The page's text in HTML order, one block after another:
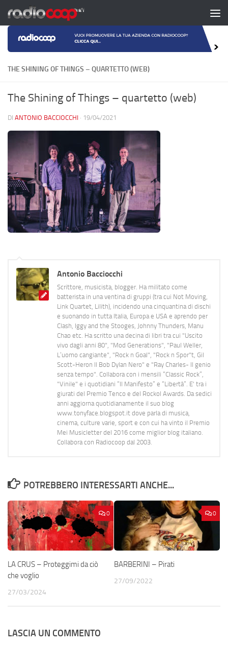
Salta al contenuto
THE SHINING OF THINGS – QUARTETTO (WEB)
The Shining of Things – quartetto (web)
DI ANTONIO BACCIOCCHI · 19/04/2021
Antonio Bacciocchi
Scrittore, musicista, blogger. Ha militato come
batterista in una ventina di gruppi (tra cui Not Moving,
Link Quartet, Lilith), incidendo una cinquantina di dischi
e suonando in tutta Italia, Europa e USA e aprendo per
Clash, Iggy and the Stooges, Johnny Thunders, Manu
Chao etc. Ha scritto una decina di libri tra cui "Uscito
vivo dagli anni 80", "Mod Generations", "Paul Weller,
L’uomo cangiante", "Rock n Goal", "Rock n Spor"t, Gil
Scott-Heron Il Bob Dylan Nero" e "Ray Charles- Il genio
senza tempo". Collabora con i mensili “Classic Rock”,
"Vinile" e i quotidiani “Il Manifesto” e “Libertà”. E' tra i
giurati del Premio Tenco e del Rockol Awards. Da sedici
anni aggiorna quotidianamente il suo blog
www.tonyface.blogspot.it dove parla di musica,
cinema, culture varie, sport e con cui ha vinto il Premio
Mei Musicletter del 2016 come miglior blog italiano.
Collabora con Radiocoop dal 2003.
POTREBBERO INTERESSARTI ANCHE...
0
LA CRUS – Proteggimi da ciò
che voglio
27/03/2024
0
BARBERINI – Pirati
27/09/2022
LASCIA UN COMMENTO